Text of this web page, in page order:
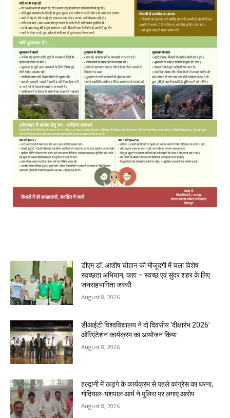
डीएम डॉ. आशीष चौहान की मौजूदगी में चला विशेष
स्वच्छता अभियान, कहा – स्वच्छ एवं सुंदर शहर के लिए
जनसहभागिता जरूरी
August 8, 2026
डीआईटी विश्वविद्यालय ने दो दिवसीय ‘दीक्षारंभ 2026’
ओरिएंटेशन कार्यक्रम का आयोजन किया
August 8, 2026
हल्द्वानी में खड़गे के कार्यक्रम से पहले कांग्रेस का धरना,
गोदियाल-यशपाल आर्य ने पुलिस पर लगाए आरोप
August 8, 2026